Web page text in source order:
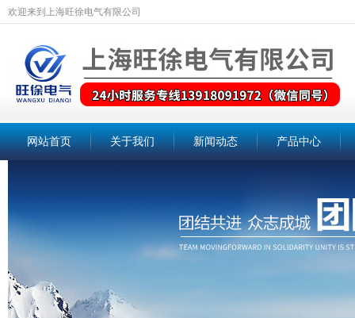
欢迎来到上海旺徐电气有限公司
网站首页 关于我们 新闻动态 产品中心